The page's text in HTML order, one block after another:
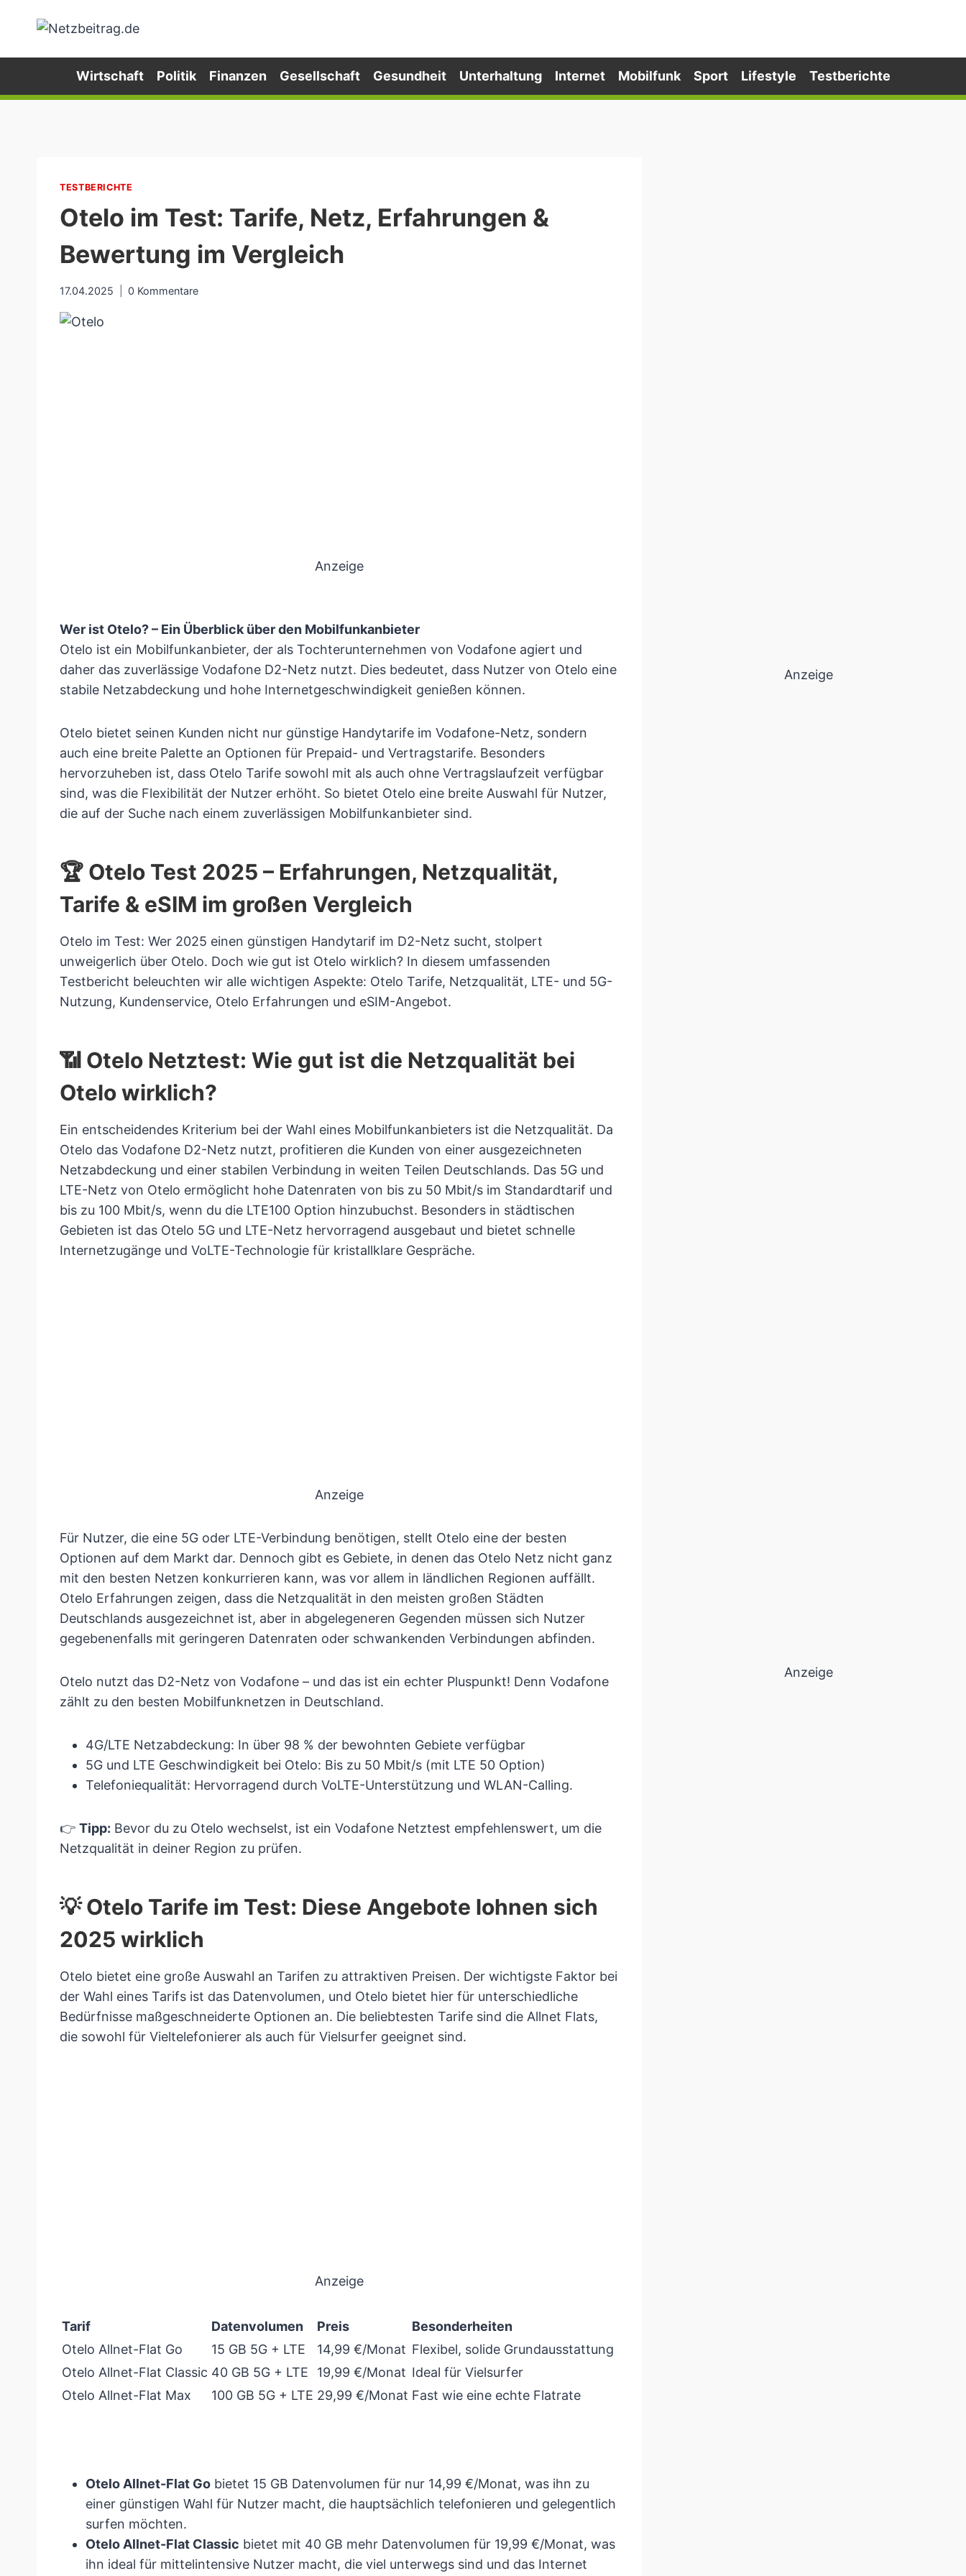
Wirtschaft
Politik Finanzen Gesellschaft Gesundheit Unterhaltung Internet Mobilfunk Sport Lifestyle Testberichte
TESTBERICHTE
Otelo im Test: Tarife, Netz, Erfahrungen &
Bewertung im Vergleich
17.04.2025 0 Kommentare
Anzeige
Wer ist Otelo? – Ein Überblick über den Mobilfunkanbieter
Otelo ist ein Mobilfunkanbieter, der als Tochterunternehmen von Vodafone agiert und
daher das zuverlässige Vodafone D2-Netz nutzt. Dies bedeutet, dass Nutzer von Otelo eine
stabile Netzabdeckung und hohe Internetgeschwindigkeit genießen können.
Otelo bietet seinen Kunden nicht nur günstige Handytarife im Vodafone-Netz, sondern
auch eine breite Palette an Optionen für Prepaid- und Vertragstarife. Besonders
hervorzuheben ist, dass Otelo Tarife sowohl mit als auch ohne Vertragslaufzeit verfügbar
sind, was die Flexibilität der Nutzer erhöht. So bietet Otelo eine breite Auswahl für Nutzer,
die auf der Suche nach einem zuverlässigen Mobilfunkanbieter sind.
🏆 Otelo Test 2025 – Erfahrungen, Netzqualität,
Tarife & eSIM im großen Vergleich
Otelo im Test: Wer 2025 einen günstigen Handytarif im D2-Netz sucht, stolpert
unweigerlich über Otelo. Doch wie gut ist Otelo wirklich? In diesem umfassenden
Testbericht beleuchten wir alle wichtigen Aspekte: Otelo Tarife, Netzqualität, LTE- und 5G-
Nutzung, Kundenservice, Otelo Erfahrungen und eSIM-Angebot.
📶 Otelo Netztest: Wie gut ist die Netzqualität bei
Otelo wirklich?
Ein entscheidendes Kriterium bei der Wahl eines Mobilfunkanbieters ist die Netzqualität. Da
Otelo das Vodafone D2-Netz nutzt, profitieren die Kunden von einer ausgezeichneten
Netzabdeckung und einer stabilen Verbindung in weiten Teilen Deutschlands. Das 5G und
LTE-Netz von Otelo ermöglicht hohe Datenraten von bis zu 50 Mbit/s im Standardtarif und
bis zu 100 Mbit/s, wenn du die LTE100 Option hinzubuchst. Besonders in städtischen
Gebieten ist das Otelo 5G und LTE-Netz hervorragend ausgebaut und bietet schnelle
Internetzugänge und VoLTE-Technologie für kristallklare Gespräche.
Anzeige
Für Nutzer, die eine 5G oder LTE-Verbindung benötigen, stellt Otelo eine der besten
Optionen auf dem Markt dar. Dennoch gibt es Gebiete, in denen das Otelo Netz nicht ganz
mit den besten Netzen konkurrieren kann, was vor allem in ländlichen Regionen auffällt.
Otelo Erfahrungen zeigen, dass die Netzqualität in den meisten großen Städten
Deutschlands ausgezeichnet ist, aber in abgelegeneren Gegenden müssen sich Nutzer
gegebenenfalls mit geringeren Datenraten oder schwankenden Verbindungen abfinden.
Otelo nutzt das D2-Netz von Vodafone – und das ist ein echter Pluspunkt! Denn Vodafone
zählt zu den besten Mobilfunknetzen in Deutschland.
4G/LTE Netzabdeckung: In über 98 % der bewohnten Gebiete verfügbar
5G und LTE Geschwindigkeit bei Otelo: Bis zu 50 Mbit/s (mit LTE 50 Option)
Telefoniequalität: Hervorragend durch VoLTE-Unterstützung und WLAN-Calling.
👉 Tipp: Bevor du zu Otelo wechselst, ist ein Vodafone Netztest empfehlenswert, um die
Netzqualität in deiner Region zu prüfen.
💡 Otelo Tarife im Test: Diese Angebote lohnen sich
2025 wirklich
Otelo bietet eine große Auswahl an Tarifen zu attraktiven Preisen. Der wichtigste Faktor bei
der Wahl eines Tarifs ist das Datenvolumen, und Otelo bietet hier für unterschiedliche
Bedürfnisse maßgeschneiderte Optionen an. Die beliebtesten Tarife sind die Allnet Flats,
die sowohl für Vieltelefonierer als auch für Vielsurfer geeignet sind.
Anzeige
Tarif Datenvolumen Preis
Besonderheiten
Otelo Allnet-Flat Go
15 GB 5G + LTE 14,99 €/Monat Flexibel, solide Grundausstattung
Otelo Allnet-Flat Classic 40 GB 5G + LTE 19,99 €/Monat Ideal für Vielsurfer
Otelo Allnet-Flat Max
100 GB 5G + LTE 29,99 €/Monat Fast wie eine echte Flatrate
Otelo Allnet-Flat Go bietet 15 GB Datenvolumen für nur 14,99 €/Monat, was ihn zu
einer günstigen Wahl für Nutzer macht, die hauptsächlich telefonieren und gelegentlich
surfen möchten.
Otelo Allnet-Flat Classic bietet mit 40 GB mehr Datenvolumen für 19,99 €/Monat, was
ihn ideal für mittelintensive Nutzer macht, die viel unterwegs sind und das Internet
Anzeige
Anzeige